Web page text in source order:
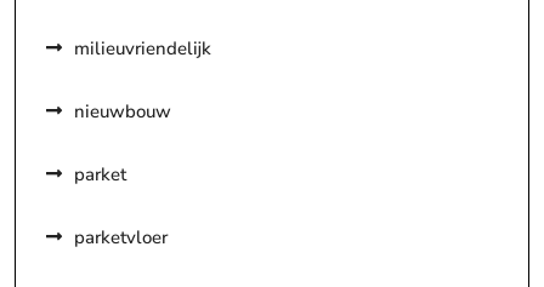
milieuvriendelijk
nieuwbouw
parket
parketvloer